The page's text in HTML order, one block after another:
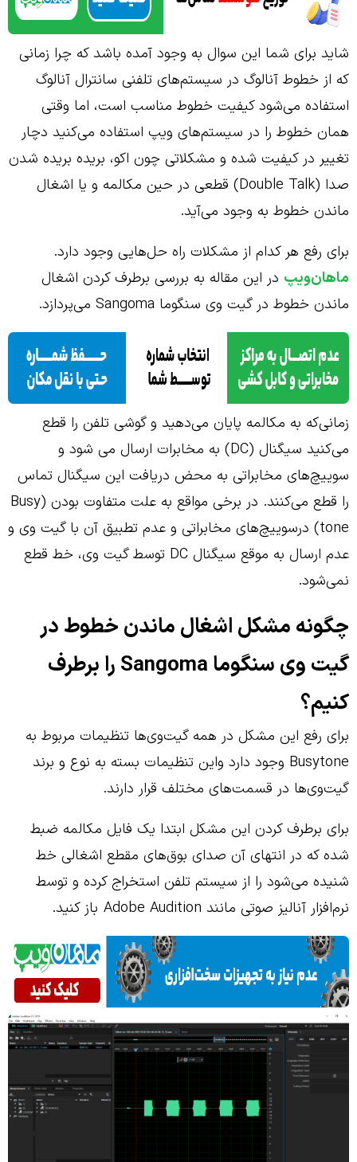
شاید برای شما این سوال به وجود آمده باشد که چرا زمانی
که از خطوط آنالوگ در سیستم‌های تلفنی سانترال آنالوگ
استفاده می‌شود کیفیت خطوط مناسب است، اما وقتی
همان خطوط را در سیستم‌های ویپ استفاده می‌کنید دچار
تغییر در کیفیت شده و مشکلاتی چون اکو، بریده بریده شدن
صدا (Double Talk) قطعی در حین مکالمه و یا اشغال
ماندن خطوط به وجود می‌آید.
برای رفع هر کدام از مشکلات راه حل‌هایی وجود دارد.
ماهان‌ویپ در این مقاله به بررسی برطرف کردن اشغال
ماندن خطوط در گیت وی سنگوما Sangoma می‌پردازد.
زمانی‌که به مکالمه پایان می‌دهید و گوشی تلفن را قطع
می‌کنید سیگنال (DC) به مخابرات ارسال می شود و
سوییچ‌های مخابراتی به محض دریافت این سیگنال تماس
را قطع می‌کنند. در برخی مواقع به علت متفاوت بودن (Busy
tone) درسوییچ‌های مخابراتی و عدم تطبیق آن با گیت وی و
عدم ارسال به موقع سیگنال DC توسط گیت وی، خط قطع
نمی‌شود.
چگونه مشکل اشغال ماندن خطوط در
گیت وی سنگوما Sangoma را برطرف
کنیم؟
برای رفع این مشکل در همه گیت‌وی‌ها تنظیمات مربوط به
Busytone وجود دارد واین تنظیمات بسته به نوع و برند
گیت‌وی‌ها در قسمت‌های مختلف قرار دارند.
برای برطرف کردن این مشکل ابتدا یک فایل مکالمه ضبط
شده که در انتهای آن صدای بوق‌های مقطع اشغالی خط
شنیده می‌شود را از سیستم تلفن استخراج کرده و توسط
نرم‌افزار آنالیز صوتی مانند Adobe Audition باز کنید.